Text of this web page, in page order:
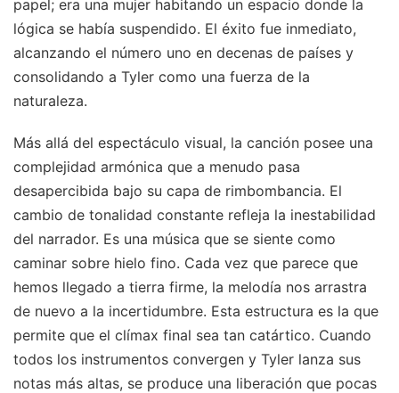
papel; era una mujer habitando un espacio donde la
lógica se había suspendido. El éxito fue inmediato,
alcanzando el número uno en decenas de países y
consolidando a Tyler como una fuerza de la
naturaleza.
Más allá del espectáculo visual, la canción posee una
complejidad armónica que a menudo pasa
desapercibida bajo su capa de rimbombancia. El
cambio de tonalidad constante refleja la inestabilidad
del narrador. Es una música que se siente como
caminar sobre hielo fino. Cada vez que parece que
hemos llegado a tierra firme, la melodía nos arrastra
de nuevo a la incertidumbre. Esta estructura es la que
permite que el clímax final sea tan catártico. Cuando
todos los instrumentos convergen y Tyler lanza sus
notas más altas, se produce una liberación que pocas